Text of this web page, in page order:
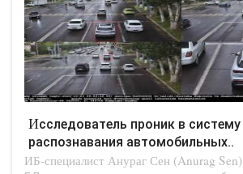
Исследователь проник в систему
распознавания автомобильных..
ИБ-специалист Анураг Сен (Anurag